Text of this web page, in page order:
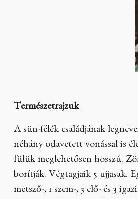
Természetrajzuk
A sün-félék családjának
néhány odavetett vonással is
fülük meglehetősen hosszú.
borítják. Végtagjaik 5 ujjasak.
metsző-, 1 szem-, 3 elő- és 3